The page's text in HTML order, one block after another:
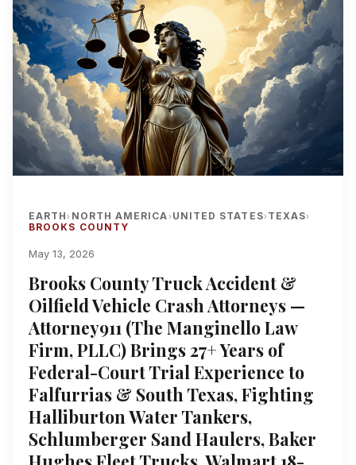
EARTH› NORTH AMERICA› UNITED STATES› TEXAS›
BROOKS COUNTY
May 13, 2026
Brooks County Truck Accident &
Oilfield Vehicle Crash Attorneys —
Attorney911 (The Manginello Law
Firm, PLLC) Brings 27+ Years of
Federal-Court Trial Experience to
Falfurrias & South Texas, Fighting
Halliburton Water Tankers,
Schlumberger Sand Haulers, Baker